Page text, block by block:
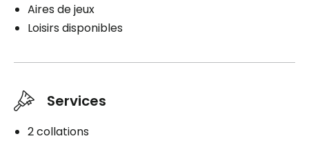
Aires de jeux
Loisirs disponibles
Services
2 collations